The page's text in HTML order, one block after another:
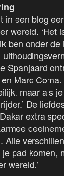
in een blog
wereld. ‘Het
ben onder de
Spanjaard
Marc Coma.
maar als
De
extra
Alle
pad komen,
wereld.’